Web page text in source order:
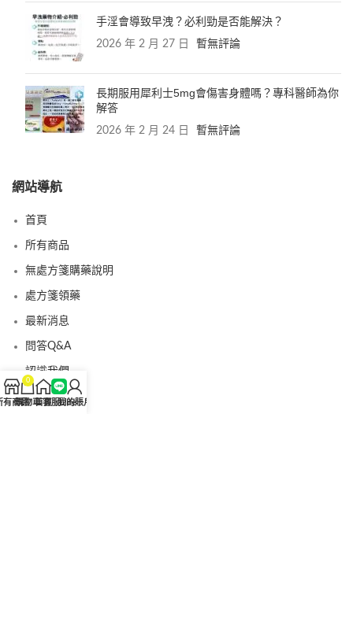
手淫會導致早洩？必利勁是否能解決？
2026 年 2 月 27 日 暫無評論
長期服用犀利士5mg會傷害身體嗎？專科醫師為你
解答
2026 年 2 月 24 日 暫無評論
網站導航
首頁
所有商品
無處方箋購藥說明
處方箋領藥
最新消息
問答Q&A
認識我們
聯絡我們
有商品
0
購物車首頁客服Line
我的賬戶